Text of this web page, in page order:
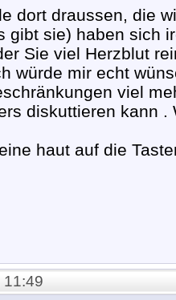
dort draussen, die
gibt sie) haben sich
Sie viel Herzblut
würde mir echt
viel
diskuttieren kann
haut auf die
11:49